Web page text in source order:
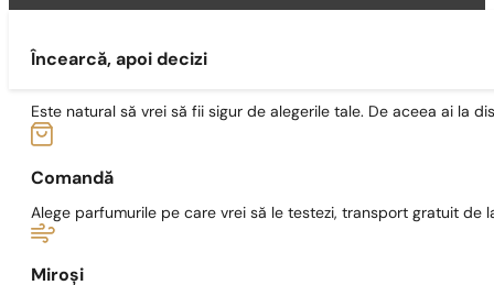
Încearcă, apoi decizi
Este natural să vrei să fii sigur de alegerile tale. De aceea ai la
Comandă
Alege parfumurile pe care vrei să le testezi, transport gratuit de
Miroși